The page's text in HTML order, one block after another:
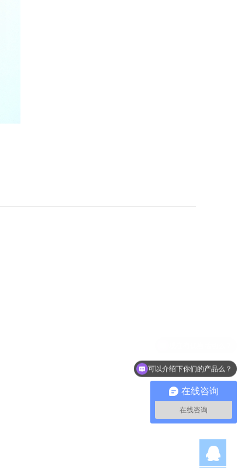
在线咨询
在线咨询
可以介绍下你们的产品么？